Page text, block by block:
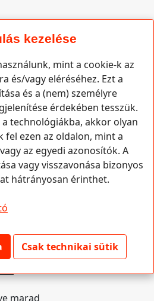
marad
kezelése
mint a cookie-k az
és/vagy eléréséhez. Ezt a
és a (nem) személyre
érdekében tesszük.
a technológiákba, akkor olyan
ezen az oldalon, mint a
az egyedi azonosítók. A
vagy visszavonása bizonyos
hátrányosan érinthet.
Csak technikai sütik